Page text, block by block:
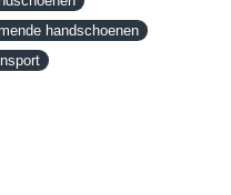
wij dat dit zo
u uw geld
een
handschoenen